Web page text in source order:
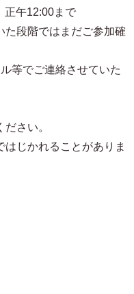
正午12:00まで
段階ではまだご参加確
等でご連絡させていた
さい。
じかれることがありま